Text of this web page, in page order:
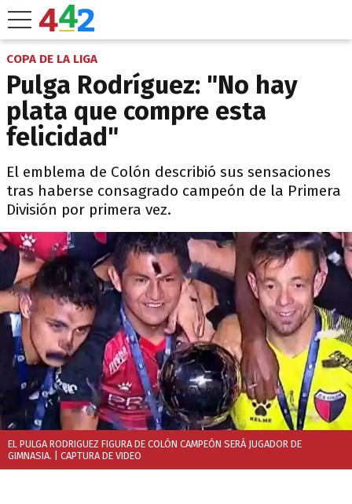
COPA DE LA LIGA
Pulga Rodríguez: "No hay
plata que compre esta
felicidad"
El emblema de Colón describió sus sensaciones
tras haberse consagrado campeón de la Primera
División por primera vez.
EL PULGA RODRIGUEZ FIGURA DE COLÓN CAMPEÓN SERÁ JUGADOR DE
GIMNASIA. | CAPTURA DE VIDEO